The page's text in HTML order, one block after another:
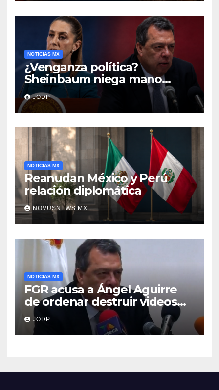
NOTICIAS MX
¿Venganza política?
Sheinbaum niega mano
negra en captura de Ángel
Aguirre
JODP
NOTICIAS MX
Reanudan México y Perú
relación diplomática
NOVUSNEWS.MX
NOTICIAS MX
FGR acusa a Ángel Aguirre
de ordenar destruir videos
clave del caso Ayotzinapa
JODP